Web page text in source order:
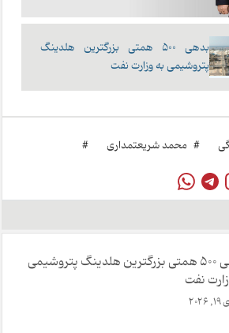
بدهی ۵۰۰ همتی بزرگترین هلدینگ
پتروشیمی‌ به وزارت نفت
# محمد شریعتمداری
#
بدهی ۵۰۰ همتی بزرگترین هلدینگ پتروشیمی‌
نفت